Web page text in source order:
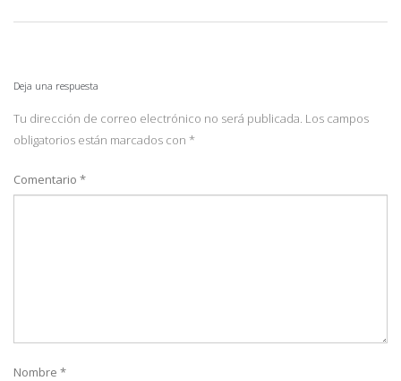
Deja una respuesta
Tu dirección de correo electrónico no será publicada. Los campos
obligatorios están marcados con *
Comentario *
Nombre *